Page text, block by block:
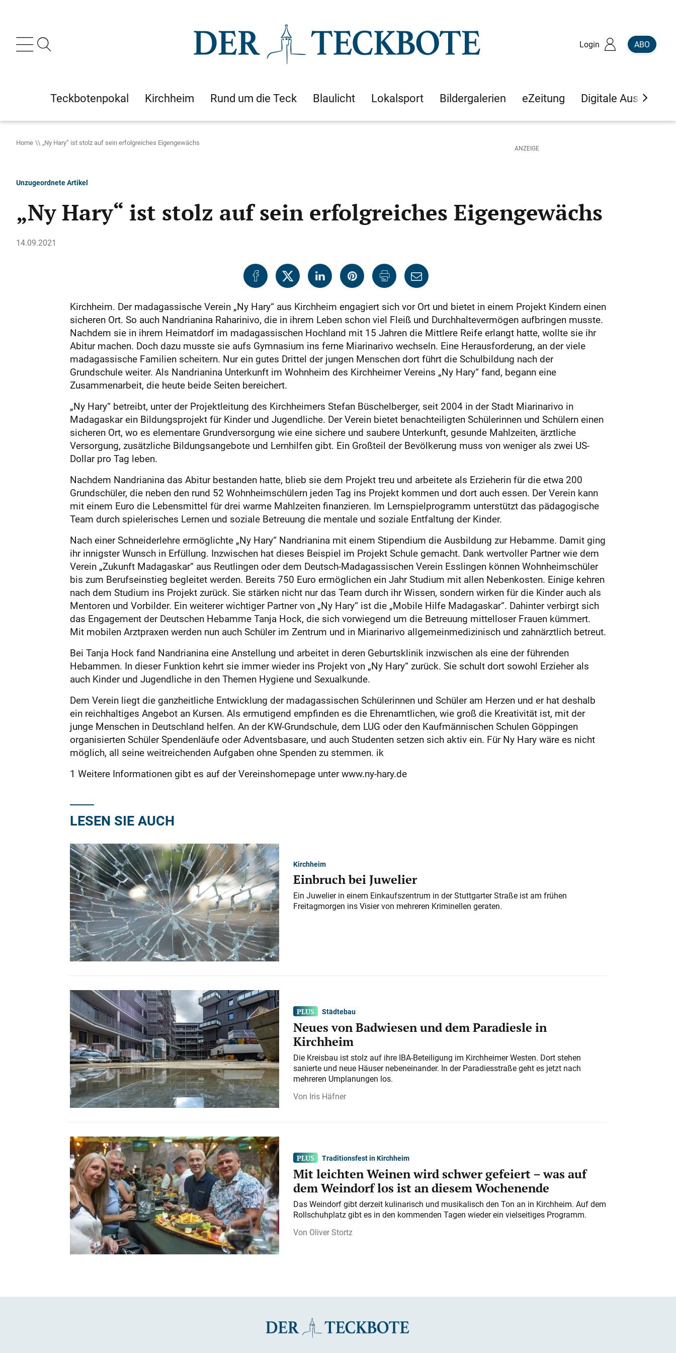
Login ABO
Teckbotenpokal Kirchheim Rund um die Teck Blaulicht Lokalsport Bildergalerien eZeitung Digitale Ausgaben
Home „Ny Hary“ ist stolz auf sein erfolgreiches Eigengewächs
Unzugeordnete Artikel
„Ny Hary“ ist stolz auf sein erfolgreiches Eigengewächs
14.09.2021
Kirchheim. Der madagassische Verein „Ny Hary“ aus Kirchheim engagiert sich vor Ort und bietet in einem Projekt Kindern einen
sicheren Ort. So auch Nandrianina Raharinivo, die in ihrem Leben schon viel Fleiß und Durchhaltevermögen aufbringen musste.
Nachdem sie in ihrem Heimatdorf im madagassischen Hochland mit 15 Jahren die Mittlere Reife erlangt hatte, wollte sie ihr
Abitur machen. Doch dazu musste sie aufs Gymnasium ins ferne Miarinarivo wechseln. Eine Herausforderung, an der viele
madagassische Familien scheitern. Nur ein gutes Drittel der jungen Menschen dort führt die Schulbildung nach der
Grundschule weiter. Als Nandrianina Unterkunft im Wohnheim des Kirchheimer Vereins „Ny Hary“ fand, begann eine
Zusammenarbeit, die heute beide Seiten bereichert.
„Ny Hary“ betreibt, unter der Projektleitung des Kirchheimers Stefan Büschelberger, seit 2004 in der Stadt Miarinarivo in
Madagaskar ein Bildungsprojekt für Kinder und Jugendliche. Der Verein bietet benachteiligten Schülerinnen und Schülern einen
sicheren Ort, wo es elementare Grundversorgung wie eine sichere und saubere Unterkunft, gesunde Mahlzeiten, ärztliche
Versorgung, zusätzliche Bildungsangebote und Lernhilfen gibt. Ein Großteil der Bevölkerung muss von weniger als zwei US-
Dollar pro Tag leben.
Nachdem Nandrianina das Abitur bestanden hatte, blieb sie dem Projekt treu und arbeitete als Erzieherin für die etwa 200
Grundschüler, die neben den rund 52 Wohnheimschülern jeden Tag ins Projekt kommen und dort auch essen. Der Verein kann
mit einem Euro die Lebensmittel für drei warme Mahlzeiten finanzieren. Im Lernspielprogramm unterstützt das pädagogische
Team durch spielerisches Lernen und soziale Betreuung die mentale und soziale Entfaltung der Kinder.
Nach einer Schneiderlehre ermöglichte „Ny Hary“ Nandrianina mit einem Stipendium die Ausbildung zur Hebamme. Damit ging
ihr innigster Wunsch in Erfüllung. Inzwischen hat dieses Beispiel im Projekt Schule gemacht. Dank wertvoller Partner wie dem
Verein „Zukunft Madagaskar“ aus Reutlingen oder dem Deutsch-Madagassischen Verein Esslingen können Wohnheimschüler
bis zum Berufseinstieg begleitet werden. Bereits 750 Euro ermöglichen ein Jahr Studium mit allen Nebenkosten. Einige kehren
nach dem Studium ins Projekt zurück. Sie stärken nicht nur das Team durch ihr Wissen, sondern wirken für die Kinder auch als
Mentoren und Vorbilder. Ein weiterer wichtiger Partner von „Ny Hary“ ist die „Mobile Hilfe Madagaskar“. Dahinter verbirgt sich
das Engagement der Deutschen Hebamme Tanja Hock, die sich vorwiegend um die Betreuung mittelloser Frauen kümmert.
Mit mobilen Arztpraxen werden nun auch Schüler im Zentrum und in Miarinarivo allgemeinmedizinisch und zahnärztlich betreut.
Bei Tanja Hock fand Nandrianina eine Anstellung und arbeitet in deren Geburtsklinik inzwischen als eine der führenden
Hebammen. In dieser Funktion kehrt sie immer wieder ins Projekt von „Ny Hary“ zurück. Sie schult dort sowohl Erzieher als
auch Kinder und Jugendliche in den Themen Hygiene und Sexualkunde.
Dem Verein liegt die ganzheitliche Entwicklung der madagassischen Schülerinnen und Schüler am Herzen und er hat deshalb
ein reichhaltiges Angebot an Kursen. Als ermutigend empfinden es die Ehrenamtlichen, wie groß die Kreativität ist, mit der
junge Menschen in Deutschland helfen. An der KW-Grundschule, dem LUG oder den Kaufmännischen Schulen Göppingen
organisierten Schüler Spendenläufe oder Adventsbasare, und auch Studenten setzen sich aktiv ein. Für Ny Hary wäre es nicht
möglich, all seine weitreichenden Aufgaben ohne Spenden zu stemmen. ik
1 Weitere Informationen gibt es auf der Vereinshomepage unter www.ny-hary.de
LESEN SIE AUCH
Kirchheim
Einbruch bei Juwelier
Ein Juwelier in einem Einkaufszentrum in der Stuttgarter Straße ist am frühen
Freitagmorgen ins Visier von mehreren Kriminellen geraten.
Städtebau
Neues von Badwiesen und dem Paradiesle in
Kirchheim
Die Kreisbau ist stolz auf ihre IBA-Beteiligung im Kirchheimer Westen. Dort stehen
sanierte und neue Häuser nebeneinander. In der Paradiesstraße geht es jetzt nach
mehreren Umplanungen los.
Iris Häfner
Traditionsfest in Kirchheim
Mit leichten Weinen wird schwer gefeiert – was auf
dem Weindorf los ist an diesem Wochenende
Das Weindorf gibt derzeit kulinarisch und musikalisch den Ton an in Kirchheim. Auf dem
Rollschuhplatz gibt es in den kommenden Tagen wieder ein vielseitiges Programm.
Oliver Stortz